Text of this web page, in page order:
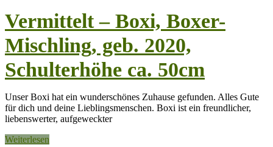
Vermittelt – Boxi, Boxer-
Mischling, geb. 2020,
Schulterhöhe ca. 50cm
Unser Boxi hat ein wunderschönes Zuhause gefunden. Alles Gute
für dich und deine Lieblingsmenschen. Boxi ist ein freundlicher,
liebenswerter, aufgeweckter
Weiterlesen